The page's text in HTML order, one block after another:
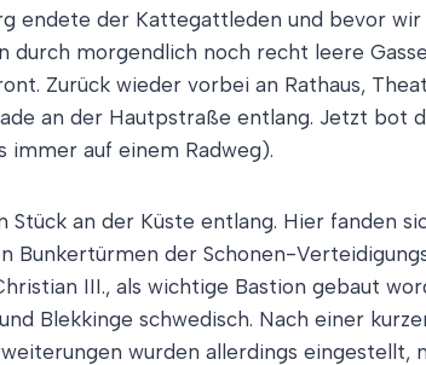
endete der Kattegattleden und bevor
durch morgendlich noch recht leere
Zurück wieder vorbei an Rathaus,
an der Hautpstraße entlang. Jetzt bot
immer auf einem Radweg).
Stück an der Küste entlang. Hier fanden
Bunkertürmen der Schonen-
III., als wichtige Bastion gebaut
Blekkinge schwedisch. Nach einer
wurden allerdings eingestellt,